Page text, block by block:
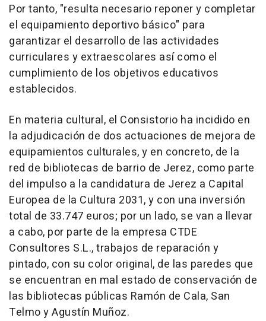
Por tanto, "resulta necesario reponer y completar
el equipamiento deportivo básico" para
garantizar el desarrollo de las actividades
curriculares y extraescolares así como el
cumplimiento de los objetivos educativos
establecidos.
En materia cultural, el Consistorio ha incidido en
la adjudicación de dos actuaciones de mejora de
equipamientos culturales, y en concreto, de la
red de bibliotecas de barrio de Jerez, como parte
del impulso a la candidatura de Jerez a Capital
Europea de la Cultura 2031, y con una inversión
total de 33.747 euros; por un lado, se van a llevar
a cabo, por parte de la empresa CTDE
Consultores S.L., trabajos de reparación y
pintado, con su color original, de las paredes que
se encuentran en mal estado de conservación de
las bibliotecas públicas Ramón de Cala, San
Telmo y Agustín Muñoz.